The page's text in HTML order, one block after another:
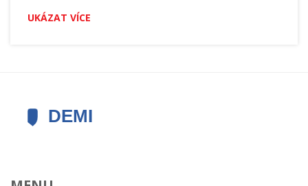
které stojí za to vyzkoušet - zubní pasty, které nejen bělí
naše zuby, ale také nám dávají čerstvý dech. Takže jdeme
UKÁZAT VÍCE